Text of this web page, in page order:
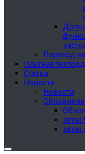
Переход
Платная
Статьи
Новости
Новости